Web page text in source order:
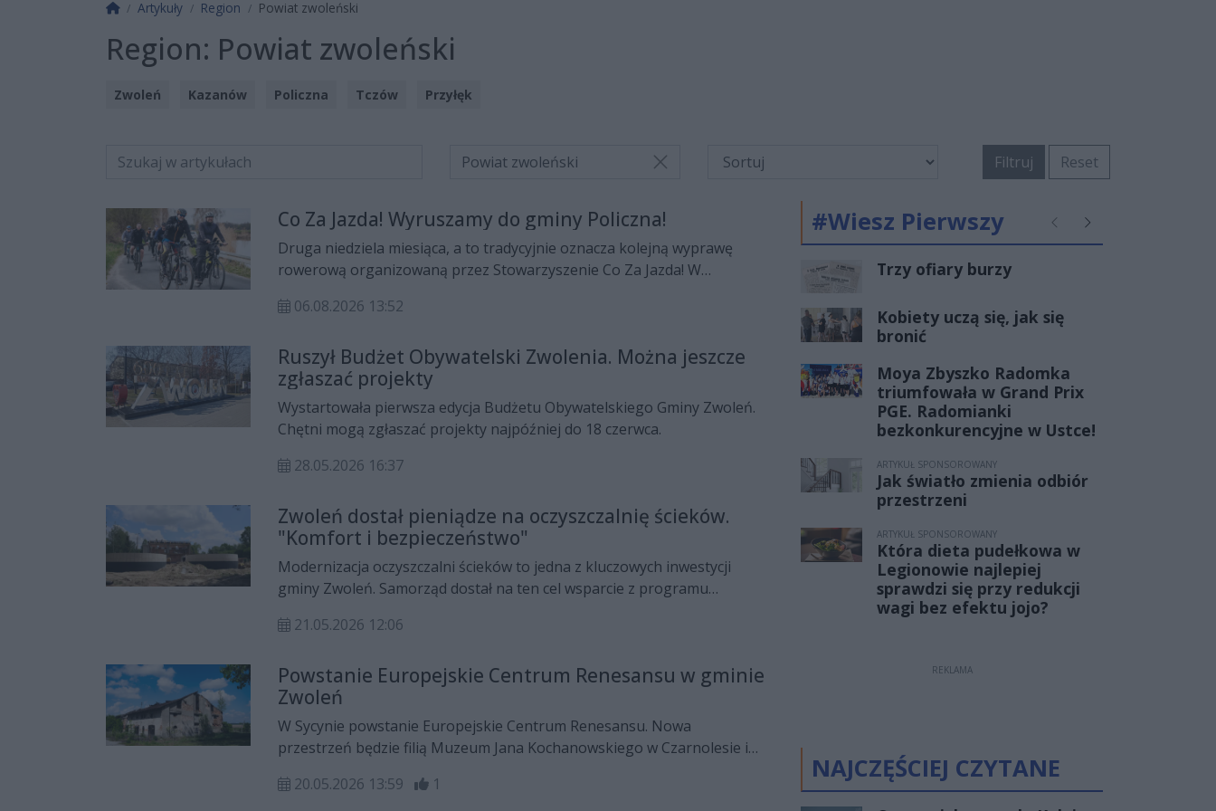
Strona główna
Artykuły Region Powiat zwoleński
Region: Powiat zwoleński
Zwoleń Kazanów Policzna Tczów Przyłęk
Powiat zwoleński Filtruj Reset
Co Za Jazda! Wyruszamy do gminy Policzna!
Druga niedziela miesiąca, a to tradycyjnie oznacza kolejną wyprawę
rowerową organizowaną przez Stowarzyszenie Co Za Jazda! W
06.08.2026 13:52
Ruszył Budżet Obywatelski Zwolenia. Można jeszcze
zgłaszać projekty
Wystartowała pierwsza edycja Budżetu Obywatelskiego Gminy Zwoleń.
Chętni mogą zgłaszać projekty najpóźniej do 18 czerwca.
28.05.2026 16:37
Zwoleń dostał pieniądze na oczyszczalnię ścieków.
"Komfort i bezpieczeństwo"
Modernizacja oczyszczalni ścieków to jedna z kluczowych inwestycji
gminy Zwoleń. Samorząd dostał na ten cel wsparcie z programu
21.05.2026 12:06
Powstanie Europejskie Centrum Renesansu w gminie
Zwoleń
W Sycynie powstanie Europejskie Centrum Renesansu. Nowa
przestrzeń będzie filią Muzeum Jana Kochanowskiego w Czarnolesie i
20 maja podpisano porozumienie dotyczące przygotowania
20.05.2026 13:59 1
#Wiesz Pierwszy PoprzednieNastępne
Trzy ofiary burzy
Kobiety uczą się, jak się
bronić
Moya Zbyszko Radomka
triumfowała w Grand Prix
PGE. Radomianki
bezkonkurencyjne w Ustce!
ARTYKUŁ SPONSOROWANY
Jak światło zmienia odbiór
przestrzeni
ARTYKUŁ SPONSOROWANY
Która dieta pudełkowa w
Legionowie najlepiej
sprawdzi się przy redukcji
wagi bez efektu jojo?
REKLAMA
NAJCZĘŚCIEJ CZYTANE